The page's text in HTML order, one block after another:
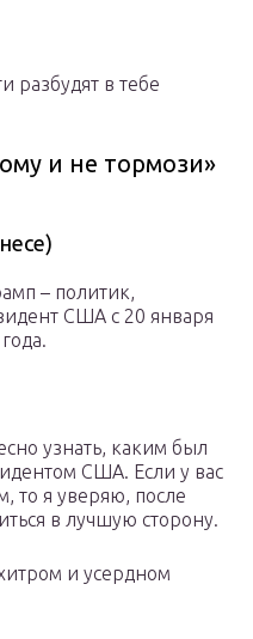
разбудят в тебе
и не тормози»
– политик,
США с 20 января
узнать, каким был
США. Если у вас
то я уверяю, после
в лучшую сторону.
и усердном